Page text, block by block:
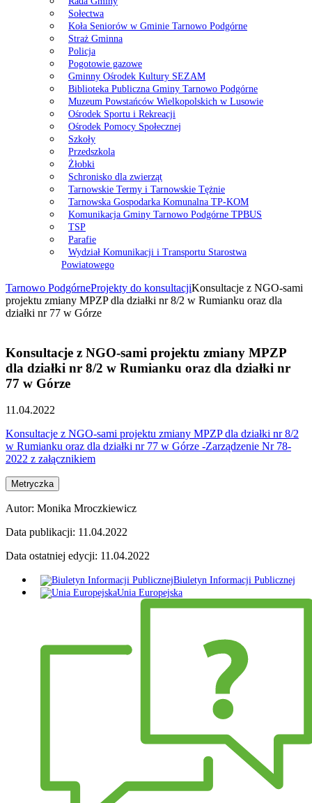
Sołectwa
Koła Seniorów w Gminie Tarnowo Podgórne
Straż Gminna
Policja
Pogotowie gazowe
Gminny Ośrodek Kultury SEZAM
Biblioteka Publiczna Gminy Tarnowo Podgórne
Muzeum Powstańców Wielkopolskich w Lusowie
Ośrodek Sportu i Rekreacji
Ośrodek Pomocy Społecznej
Szkoły
Przedszkola
Żłobki
Schronisko dla zwierząt
Tarnowskie Termy i Tarnowskie Tężnie
Tarnowska Gospodarka Komunalna TP-KOM
Komunikacja Gminy Tarnowo Podgórne TPBUS
TSP
Parafie
Wydział Komunikacji i Transportu Starostwa
Powiatowego
Tarnowo PodgórneProjekty do konsultacjiKonsultacje z NGO-sami
projektu zmiany MPZP dla działki nr 8/2 w Rumianku oraz dla
działki nr 77 w Górze
Konsultacje z NGO-sami projektu zmiany MPZP
dla działki nr 8/2 w Rumianku oraz dla działki nr
77 w Górze
11.04.2022
Konsultacje z NGO-sami projektu zmiany MPZP dla działki nr 8/2
w Rumianku oraz dla działki nr 77 w Górze -Zarządzenie Nr 78-
2022 z załącznikiem
Metryczka
Autor: Monika Mroczkiewicz
Data publikacji: 11.04.2022
Data ostatniej edycji: 11.04.2022
Biuletyn Informacji Publicznej
Unia Europejska